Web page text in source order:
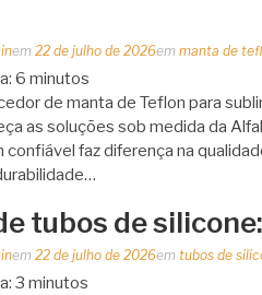
em 22 de julho de 2026em manta de
6 minutos
de manta de Teflon para
as soluções sob medida da
confiável faz diferença na
tubos de
em 22 de julho de 2026em tubos de
3 minutos